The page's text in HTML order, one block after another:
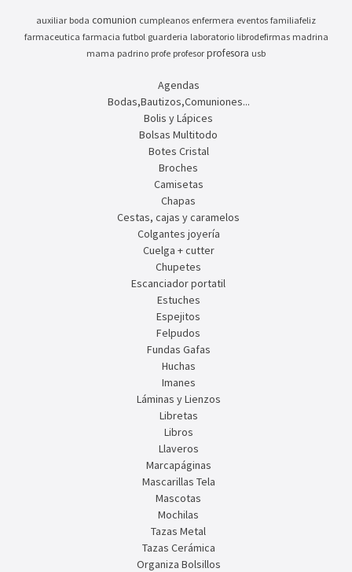
auxiliar boda comunion cumpleanos enfermera eventos familiafeliz
farmaceutica farmacia futbol guarderia laboratorio librodefirmas madrina
mama padrino profe profesor profesora usb
Agendas
Bodas,Bautizos,Comuniones...
Bolis y Lápices
Bolsas Multitodo
Botes Cristal
Broches
Camisetas
Chapas
Cestas, cajas y caramelos
Colgantes joyería
Cuelga + cutter
Chupetes
Escanciador portatil
Estuches
Espejitos
Felpudos
Fundas Gafas
Huchas
Imanes
Láminas y Lienzos
Libretas
Libros
Llaveros
Marcapáginas
Mascarillas Tela
Mascotas
Mochilas
Tazas Metal
Tazas Cerámica
Organiza Bolsillos